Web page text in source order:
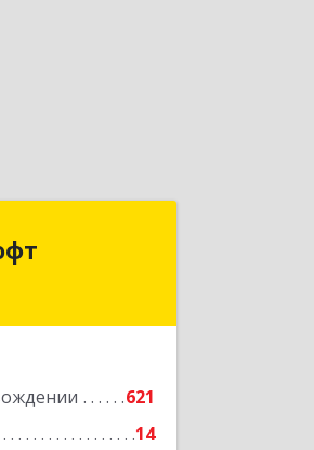
621
14
Софт
обл, Тамбов г,